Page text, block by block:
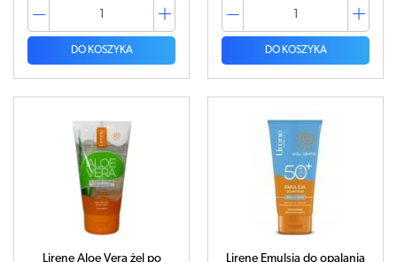
DO KOSZYKA DO KOSZYKA
Lirene Aloe Vera żel po
Lirene Emulsja do opalania